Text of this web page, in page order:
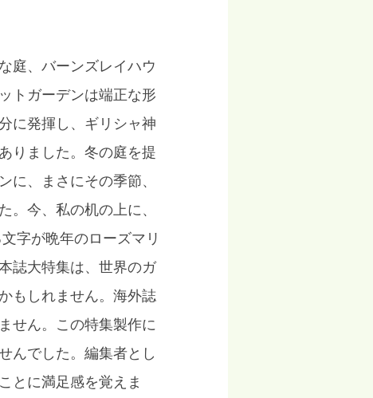
庭、バーンズレイハウ
トガーデンは端正な形
に発揮し、ギリシャ神
りました。冬の庭を提
に、まさにその季節、
。今、私の机の上に、
字が晩年のローズマリ
誌大特集は、世界のガ
もしれません。海外誌
せん。この特集製作に
んでした。編集者とし
とに満足感を覚えま